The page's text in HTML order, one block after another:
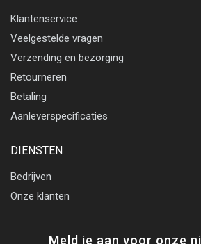
Klantenservice
Veelgestelde vragen
Verzending en bezorging
Retourneren
Betaling
Aanleverspecificaties
DIENSTEN
Bedrijven
Onze klanten
Meld je aan voor onze